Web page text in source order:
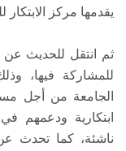
يقدمها مركز
ثم انتقل للحديث
للمشاركة فيها،
الجامعة من أجل
ابتكارية ودعمهم
ناشئة، كما تحدث